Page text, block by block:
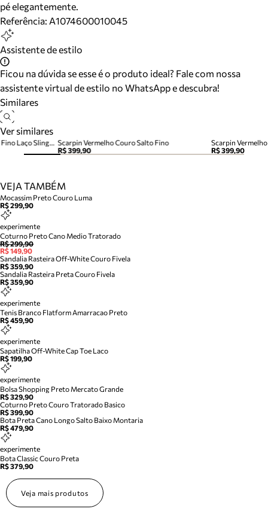
pé elegantemente.
Referência: A1074600010045
Assistente de estilo
Ficou na dúvida se esse é o produto ideal? Fale com nossa
assistente virtual de estilo no WhatsApp e descubra!
Similares
Ver similares
Scarpin Vermelho Couro Salto Fino
R$ 399,90
Scarpin
R$ 399,90
Scarpin Vermelho Couro Salto Fino Laço Slingback
VEJA TAMBÉM
Mocassim Preto Couro Luma
R$ 299,90
experimente
Coturno Preto Cano Medio Tratorado
R$ 299,90
R$ 149,90
Sandalia Rasteira Off-White Couro Fivela
R$ 359,90
Sandalia Rasteira Preta Couro Fivela
R$ 359,90
experimente
Tenis Branco Flatform Amarracao Preto
R$ 459,90
experimente
Sapatilha Off-White Cap Toe Laco
R$ 199,90
experimente
Bolsa Shopping Preto Mercato Grande
R$ 329,90
Coturno Preto Couro Tratorado Basico
R$ 399,90
Bota Preta Cano Longo Salto Baixo Montaria
R$ 479,90
experimente
Bota Classic Couro Preta
R$ 379,90
Veja mais produtos